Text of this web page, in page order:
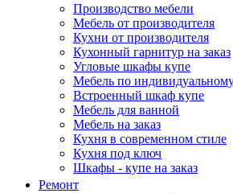
Производство мебели
Мебель от производителя
Кухни от производителя
Кухонный гарнитур на заказ
Угловые шкафы купе
Мебель по индивидуальному
Встроенный шкаф купе
Мебель для ванной
Мебель на заказ
Кухня в современном стиле
Кухня под ключ
Шкафы - купе на заказ
Ремонт